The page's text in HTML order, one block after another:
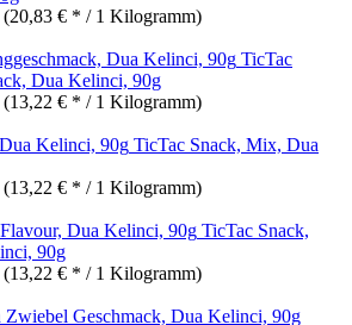
(20,83 € * / 1 Kilogramm)
TicTac
Dua Kelinci, 90g
(13,22 € * / 1 Kilogramm)
TicTac Snack, Mix, Dua
(13,22 € * / 1 Kilogramm)
TicTac Snack,
90g
(13,22 € * / 1 Kilogramm)